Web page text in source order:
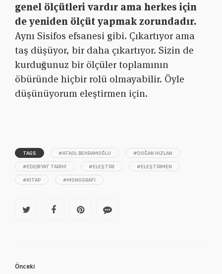
genel ölçütleri vardır ama herkes için
de yeniden ölçüt yapmak zorundadır.
Aynı Sisifos efsanesi gibi. Çıkartıyor ama
taş düşüyor, bir daha çıkartıyor. Sizin de
kurduğunuz bir ölçüler toplamının
öbüründe hiçbir rolü olmayabilir. Öyle
düşünüyorum eleştirmen için.
TAGS #ATAOL BEHRAMOĞLU
#DOĞAN HIZLAN
#EDEBIYAT TARIHI
#ELEŞTIRI
#ELEŞTIRMEN
#KITAP
#MONOGRAFI
Önceki